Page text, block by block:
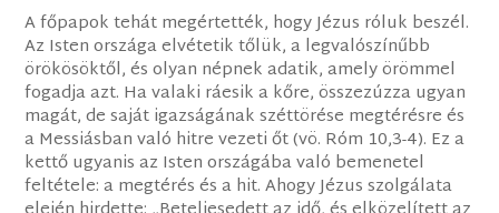
A főpapok tehát megértették, hogy Jézus róluk beszél.
Az Isten országa elvétetik tőlük, a legvalószínűbb
örökösöktől, és olyan népnek adatik, amely örömmel
fogadja azt. Ha valaki ráesik a kőre, összezúzza ugyan
magát, de saját igazságának széttörése megtérésre és
a Messiásban való hitre vezeti őt (vö. Róm 10,3-4). Ez a
kettő ugyanis az Isten országába való bemenetel
feltétele: a megtérés és a hit. Ahogy Jézus szolgálata